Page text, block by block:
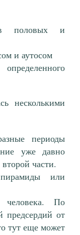
в половых и
и аутосом
несколькими
периоды
уже давно
части.
или
человека. По
предсердий от
тут еще может